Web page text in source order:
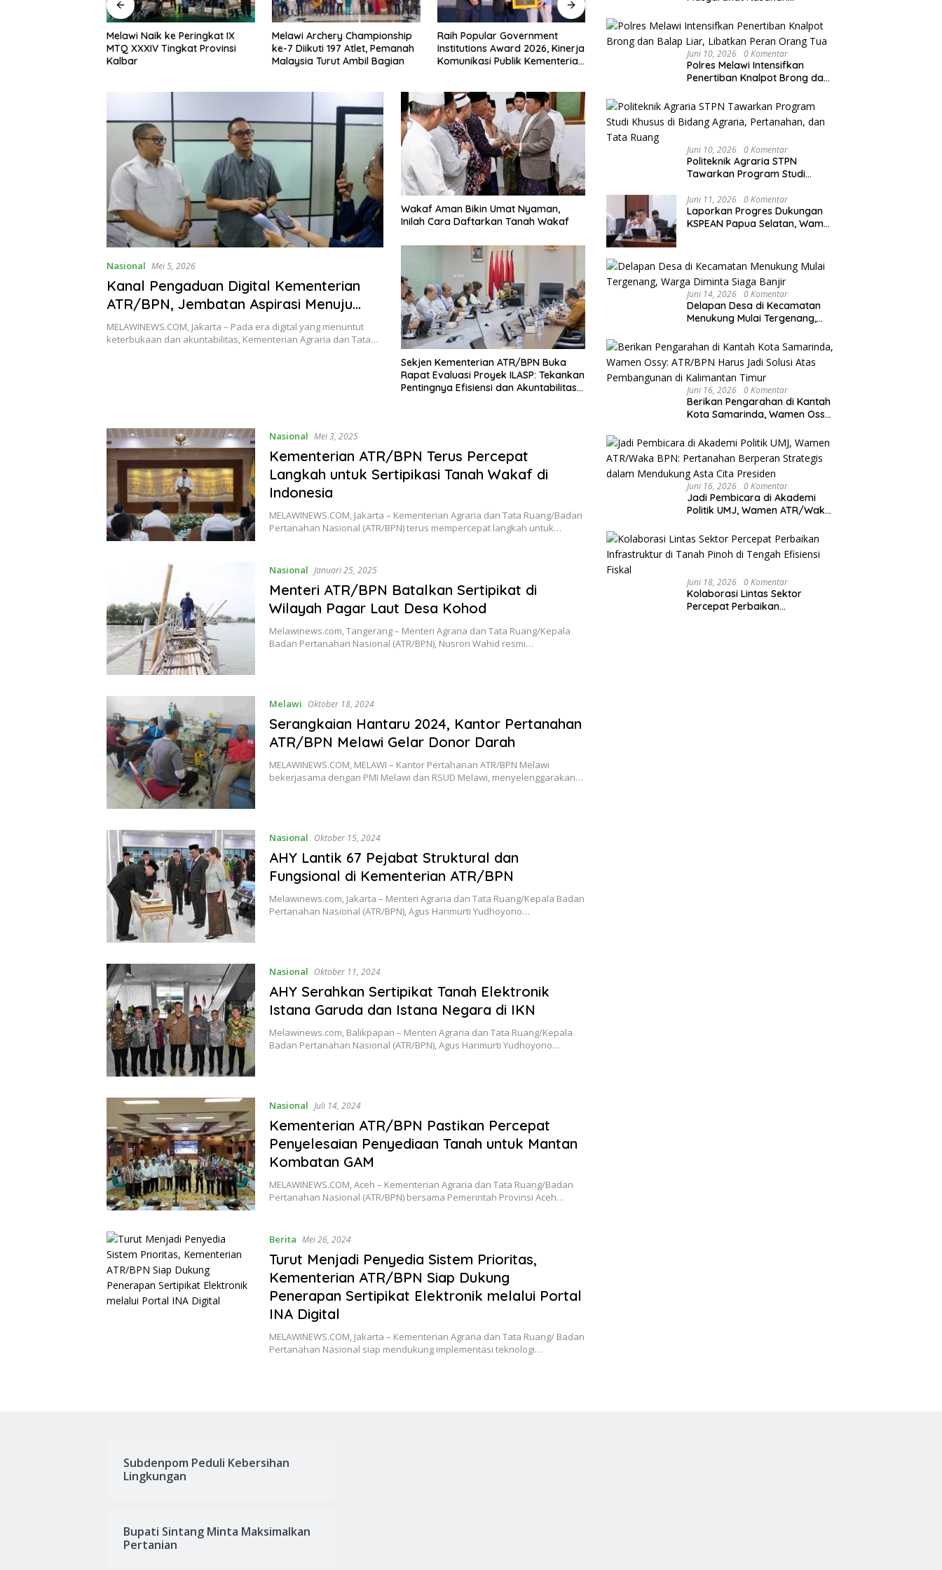
Melawi Archery Championship
ke-7 Diikuti 197 Atlet, Pemanah
Malaysia Turut Ambil Bagian
Raih Popular Government
Institutions Award 2026, Kinerja
Komunikasi Publik Kementerian
Masyarakat Dapat Jadwal
Ukur Tanah yang Lebih Jelas
Berkat Layanan Pengukuran
Kementerian ATR/BPN Raih
Juara II Beregu Turnamen Tenis
Piala Gubernur DKI Jakarta
Melawi Naik ke Peringkat 10
Sementara MTQ XXXIV Kalbar
2026, Persaingan Masih
Terbuka
Nasional Mei 5, 2026
Kanal Pengaduan Digital Kementerian
ATR/BPN, Jembatan Aspirasi Menuju
Layanan Publik Lebih Baik
MELAWINEWS.COM, Jakarta – Pada era digital yang menuntut
keterbukaan dan akuntabilitas, Kementerian Agraria dan Tata…
Wakaf Aman Bikin Umat Nyaman,
Inilah Cara Daftarkan Tanah Wakaf
Sekjen Kementerian ATR/BPN Buka
Rapat Evaluasi Proyek ILASP: Tekankan
Pentingnya Efisiensi dan Akuntabilitas
Nasional Mei 3, 2025
Kementerian ATR/BPN Terus Percepat
Langkah untuk Sertipikasi Tanah Wakaf di
Indonesia
MELAWINEWS.COM, Jakarta – Kementerian Agraria dan Tata Ruang/Badan
Pertanahan Nasional (ATR/BPN) terus mempercepat langkah untuk…
Nasional Januari 25, 2025
Menteri ATR/BPN Batalkan Sertipikat di
Wilayah Pagar Laut Desa Kohod
Melawinews.com, Tangerang – Menteri Agraria dan Tata Ruang/Kepala
Badan Pertanahan Nasional (ATR/BPN), Nusron Wahid resmi…
Melawi Oktober 18, 2024
Serangkaian Hantaru 2024, Kantor Pertanahan
ATR/BPN Melawi Gelar Donor Darah
MELAWINEWS.COM, MELAWI – Kantor Pertahanan ATR/BPN Melawi
bekerjasama dengan PMI Melawi dan RSUD Melawi, menyelenggarakan…
Nasional Oktober 15, 2024
AHY Lantik 67 Pejabat Struktural dan
Fungsional di Kementerian ATR/BPN
Melawinews.com, Jakarta – Menteri Agraria dan Tata Ruang/Kepala Badan
Pertanahan Nasional (ATR/BPN), Agus Harimurti Yudhoyono…
Nasional Oktober 11, 2024
AHY Serahkan Sertipikat Tanah Elektronik
Istana Garuda dan Istana Negara di IKN
Melawinews.com, Balikpapan – Menteri Agraria dan Tata Ruang/Kepala
Badan Pertanahan Nasional (ATR/BPN), Agus Harimurti Yudhoyono…
Nasional Juli 14, 2024
Kementerian ATR/BPN Pastikan Percepat
Penyelesaian Penyediaan Tanah untuk Mantan
Kombatan GAM
MELAWINEWS.COM, Aceh – Kementerian Agraria dan Tata Ruang/Badan
Pertanahan Nasional (ATR/BPN) bersama Pemerintah Provinsi Aceh…
Berita Mei 26, 2024
Turut Menjadi Penyedia Sistem Prioritas,
Kementerian ATR/BPN Siap Dukung
Penerapan Sertipikat Elektronik melalui Portal
INA Digital
MELAWINEWS.COM, Jakarta – Kementerian Agraria dan Tata Ruang/ Badan
Pertanahan Nasional siap mendukung implementasi teknologi…
Pertanahan
Juni 10, 2026 0 Komentar
Polres Melawi Intensifkan
Penertiban Knalpot Brong dan
Orang Tua
Juni 10, 2026 0 Komentar
Politeknik Agraria STPN
Tawarkan Program Studi
Pertanahan, dan Tata Ruang
Juni 11, 2026 0 Komentar
Laporkan Progres Dukungan
KSPEAN Papua Selatan, Wamen
Nasional
Juni 14, 2026 0 Komentar
Delapan Desa di Kecamatan
Menukung Mulai Tergenang,
Juni 16, 2026 0 Komentar
Berikan Pengarahan di Kantah
Kota Samarinda, Wamen Ossy:
Atas Pembangunan di
Kalimantan Timur
Juni 16, 2026 0 Komentar
Jadi Pembicara di Akademi
Politik UMJ, Wamen ATR/Waka
Strategis dalam Mendukung
Asta Cita Presiden
Juni 18, 2026 0 Komentar
Kolaborasi Lintas Sektor
Percepat Perbaikan
Subdenpom Peduli Kebersihan
Lingkungan
Bupati Sintang Minta Maksimalkan
Pertanian